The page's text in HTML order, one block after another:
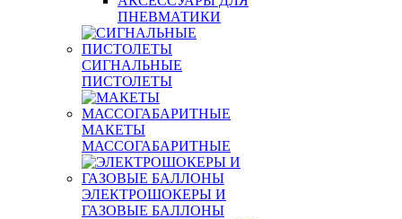
ПНЕВМАТИКИ
СИГНАЛЬНЫЕ
ПИСТОЛЕТЫ
МАКЕТЫ
МАССОГАБАРИТНЫЕ
ЭЛЕКТРОШОКЕРЫ И
ГАЗОВЫЕ БАЛЛОНЫ